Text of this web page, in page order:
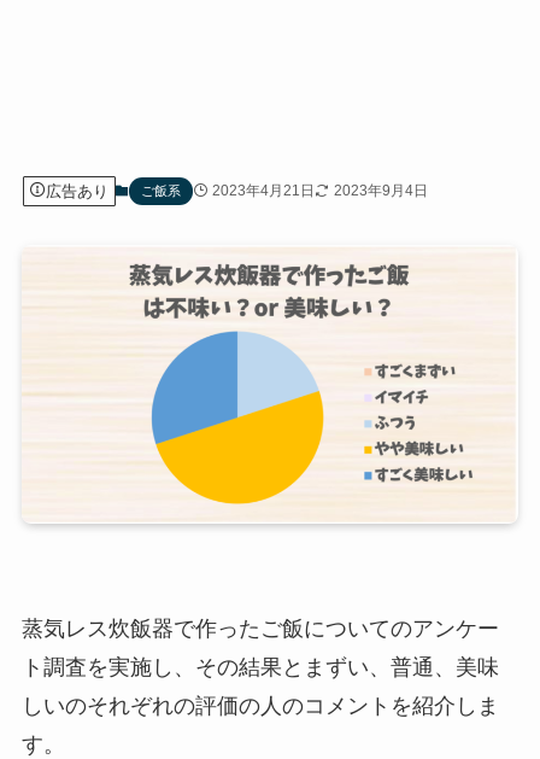
広告あり ご飯系 2023年4月21日 2023年9月4日
蒸気レス炊飯器で作ったご飯についてのアンケー
ト調査を実施し、その結果とまずい、普通、美味
しいのそれぞれの評価の人のコメントを紹介しま
す。